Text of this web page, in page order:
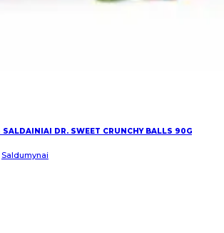
SALDAINIAI DR. SWEET CRUNCHY BALLS 90G
Saldumynai